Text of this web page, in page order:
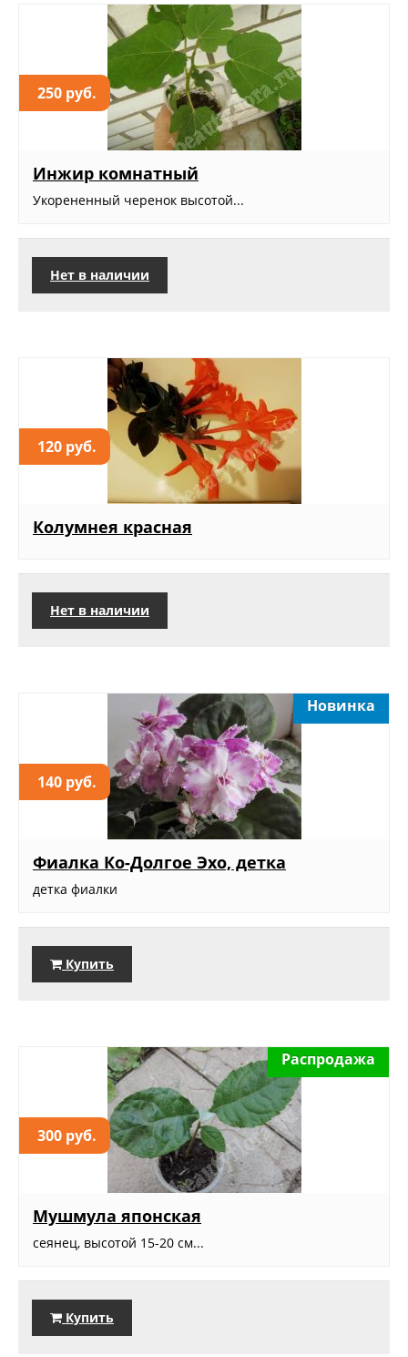
250 руб.
Инжир комнатный
Укорененный черенок высотой...
Нет в наличии
120 руб.
Колумнея красная
Нет в наличии
140 руб.
Новинка
Фиалка Ко-Долгое Эхо, детка
детка фиалки
Купить
300 руб.
Распродажа
Мушмула японская
сеянец, высотой 15-20 см...
Купить